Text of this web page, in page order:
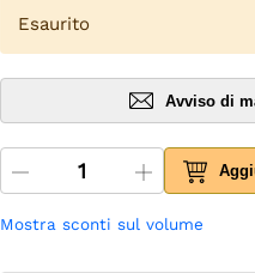
Esaurito
Avviso di
Mostra sconti sul volume